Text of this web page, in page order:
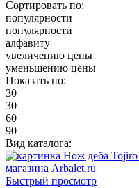
Сортировать по:
популярности
популярности
алфавиту
увеличению цены
уменьшению цены
Показать по:
30
30
60
90
Вид каталога:
Быстрый просмотр